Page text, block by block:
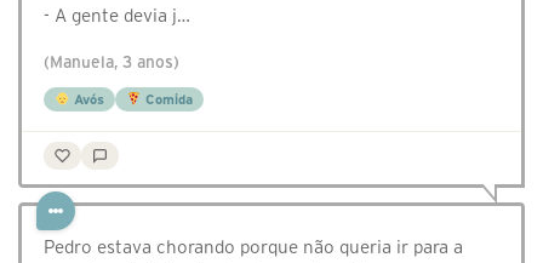
- A gente devia j…
(Manuela, 3 anos)
Avós Comida
Pedro estava chorando porque não queria ir para a